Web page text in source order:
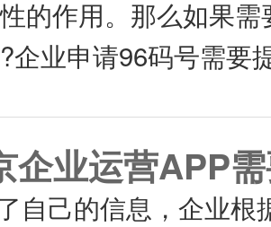
的作用。那么如果
企业申请96码号需要
企业运营APP
自己的信息，企业